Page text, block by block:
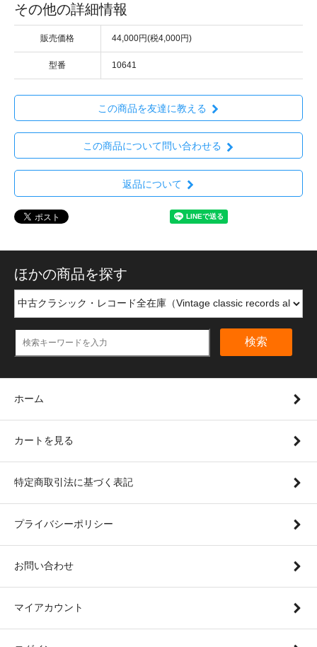
その他の詳細情報
販売価格 44,000円(税4,000円)
型番 10641
この商品を友達に教える
この商品について問い合わせる
返品について
ほかの商品を探す
検索
ホーム
カートを見る
特定商取引法に基づく表記
プライバシーポリシー
お問い合わせ
マイアカウント